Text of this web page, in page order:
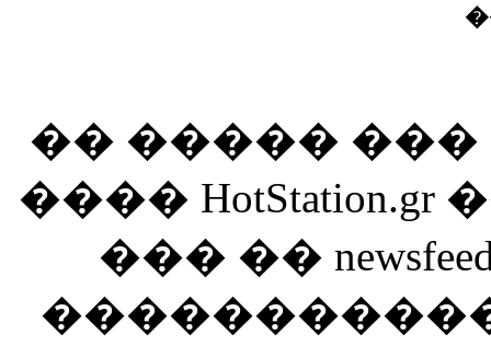
�� �����
����
��� ��